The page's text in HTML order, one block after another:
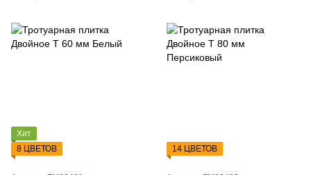
Хит
8 ЦВЕТОВ
14 ЦВЕТОВ